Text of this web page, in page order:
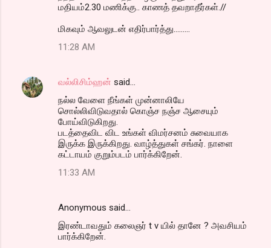
மதியம்2.30 மணிக்கு.. காணத் தவறாதீர்கள்.//
மிகவும் ஆவலுடன் எதிர்பார்த்து.........
11:28 AM
வல்லிசிம்ஹன் said…
நல்ல வேளை நீங்கள் முன்னாலியே
சொல்லிவிடுவதால் கொஞ்ச நஞ்ச ஆசையும்
போய்விடுகிறது.
படத்தைவிட விட உங்கள் விமர்சனம் சுவையாக
இருக்க இருக்கிறது. வாழ்த்துகள் சங்கர். நாளை
கட்டாயம் குறும்படம் பார்க்கிறேன்.
11:33 AM
Anonymous said…
இரண்டாவதும் கலைஞர் t v யில் தானே ? அவசியம்
பார்க்கிறேன்.